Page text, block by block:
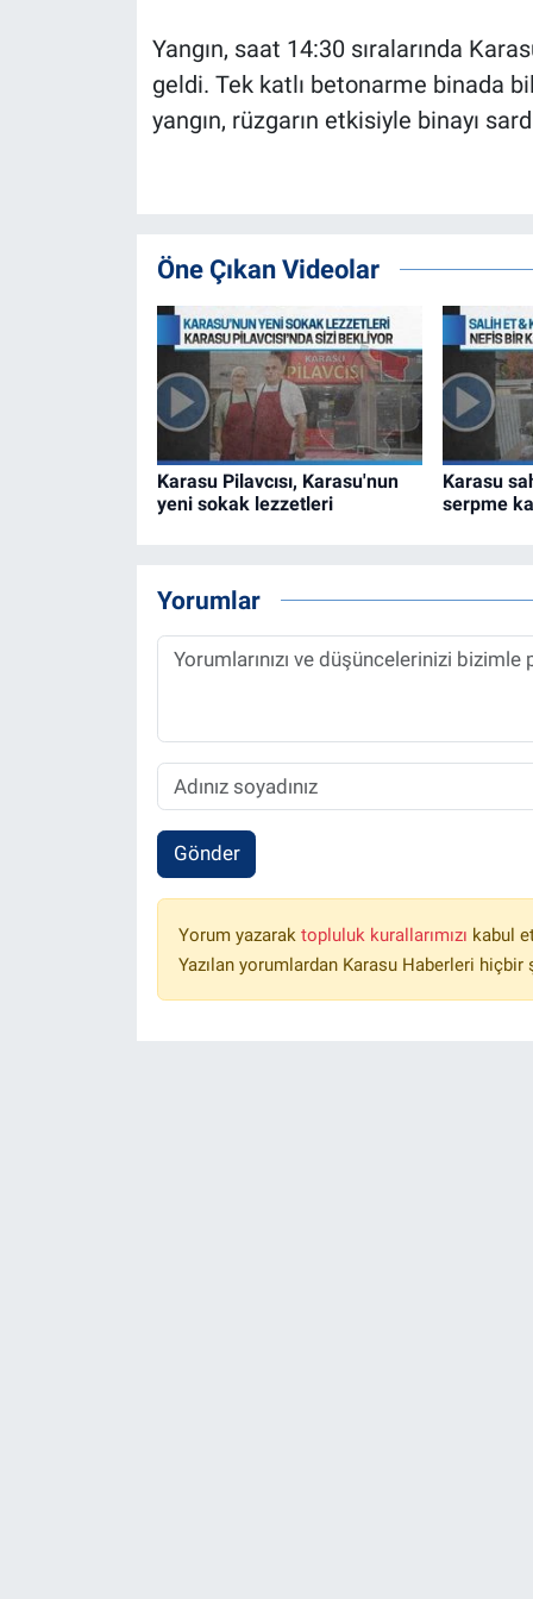
Yangın, saat 14:30 sıralarında
geldi. Tek katlı betonarme binada
yangın, rüzgarın etkisiyle binayı
Öne Çıkan Videolar
Karasu Pilavcısı, Karasu'nun
yeni sokak lezzetleri
Karasu
serpme
Yorumlar
Gönder
Yorum yazarak topluluk kurallarımızı kabul
Yazılan yorumlardan Karasu Haberleri